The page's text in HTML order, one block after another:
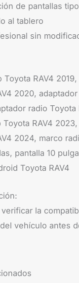
de pantallas
al tablero
sin
Toyota RAV4
2020,
radio Toyota
RAV4
2024, marco
pantalla 10
Toyota RAV4
la
vehículo antes